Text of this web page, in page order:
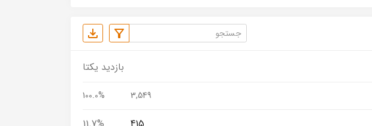
بازدید یکتا
3,549
100.0%